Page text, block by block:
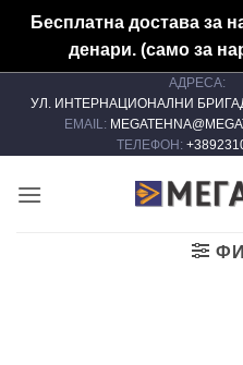
Бесплатна достава за
денари. (само за
АДРЕСА:
УЛ. ИНТЕРНАЦИОНАЛНИ
EMAIL:
ТЕЛЕФОН: